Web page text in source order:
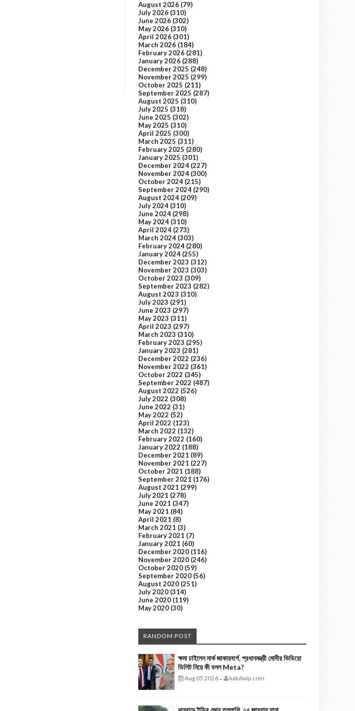
August 2026 (79)
July 2026 (310)
June 2026 (302)
May 2026 (310)
April 2026 (301)
March 2026 (184)
February 2026 (281)
January 2026 (288)
December 2025 (248)
November 2025 (299)
October 2025 (211)
September 2025 (287)
August 2025 (310)
July 2025 (318)
June 2025 (302)
May 2025 (310)
April 2025 (300)
March 2025 (311)
February 2025 (280)
January 2025 (301)
December 2024 (227)
November 2024 (300)
October 2024 (215)
September 2024 (290)
August 2024 (209)
July 2024 (310)
June 2024 (298)
May 2024 (310)
April 2024 (273)
March 2024 (303)
February 2024 (280)
January 2024 (255)
December 2023 (312)
November 2023 (303)
October 2023 (309)
September 2023 (282)
August 2023 (310)
July 2023 (291)
June 2023 (297)
May 2023 (311)
April 2023 (297)
March 2023 (310)
February 2023 (295)
January 2023 (281)
December 2022 (236)
November 2022 (361)
October 2022 (345)
September 2022 (487)
August 2022 (526)
July 2022 (308)
June 2022 (31)
May 2022 (52)
April 2022 (123)
March 2022 (132)
February 2022 (160)
January 2022 (188)
December 2021 (89)
November 2021 (227)
October 2021 (188)
September 2021 (176)
August 2021 (299)
July 2021 (278)
June 2021 (347)
May 2021 (84)
April 2021 (8)
March 2021 (3)
February 2021 (7)
January 2021 (60)
December 2020 (116)
November 2020 (246)
October 2020 (59)
September 2020 (56)
August 2020 (251)
July 2020 (314)
June 2020 (119)
May 2020 (30)
RANDOM POST
ক্ষমা চাইলেন মার্ক জাকারবার্গ, প্রধানমন্ত্রী মোদীর ভিডিয়ো
ডিলিট নিয়ে কী বলল Meta?
Aug 05 2026 - kakdwip.com